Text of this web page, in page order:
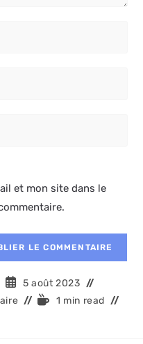
et mon site dans le
5 août 2023
1 min read